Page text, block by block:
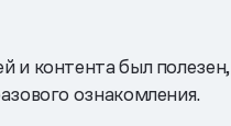
и контента был полезен,
ознакомления.